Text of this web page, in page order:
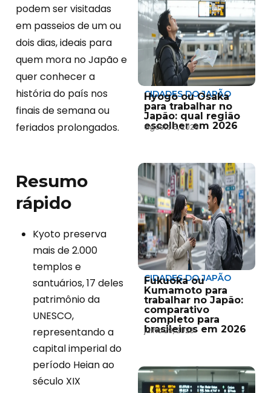
podem ser visitadas
em passeios de um ou
dois dias, ideais para
quem mora no Japão e
quer conhecer a
história do país nos
finais de semana ou
feriados prolongados.
Resumo
rápido
Kyoto preserva
mais de 2.000
templos e
santuários, 17 deles
patrimônio da
UNESCO,
representando a
capital imperial do
período Heian ao
século XIX
CIDADES DO JAPÃO
Hyogo ou Osaka
para trabalhar no
Japão: qual região
escolher em 2026
agosto 5, 2026
CIDADES DO JAPÃO
Fukuoka ou
Kumamoto para
trabalhar no Japão:
comparativo
completo para
brasileiros em 2026
julho 29, 2026